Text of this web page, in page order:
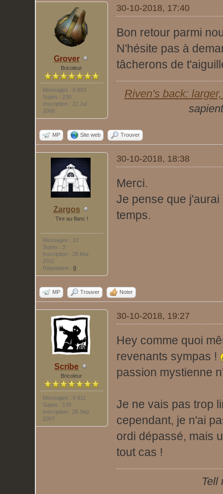
Grover
Bricoleur
Messages : 6 893
Sujets : 230
Inscription : 22 Jul
2006
30-10-2018, 17:40
Bon retour parmi
N'hésite pas à
tâcherons de
Riven's back:
MP Site web Trouver
Zargos
Tire au flanc !
Messages : 22
Sujets : 3
Inscription : 28 Mar
2011
Réputation :0
30-10-2018, 18:38
Merci.
Je pense que
temps.
MP Trouver Noter
Scribe
Bricoleur
Messages : 5 911
Sujets : 139
Inscription : 28 Sep
2007
30-10-2018, 19:27
Hey comme quoi
revenants sympas !
passion mystienne
Je ne vais pas trop
cependant, je n'ai
ordi dépassé, mais
tout cas !
Tell